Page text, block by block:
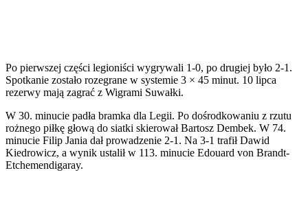
Po pierwszej części legioniści wygrywali 1-0, po drugiej było 2-1.
Spotkanie zostało rozegrane w systemie 3 × 45 minut. 10 lipca
rezerwy mają zagrać z Wigrami Suwałki.
W 30. minucie padła bramka dla Legii. Po dośrodkowaniu z rzutu
rożnego piłkę głową do siatki skierował Bartosz Dembek. W 74.
minucie Filip Jania dał prowadzenie 2-1. Na 3-1 trafił Dawid
Kiedrowicz, a wynik ustalił w 113. minucie Edouard von Brandt-
Etchemendigaray.